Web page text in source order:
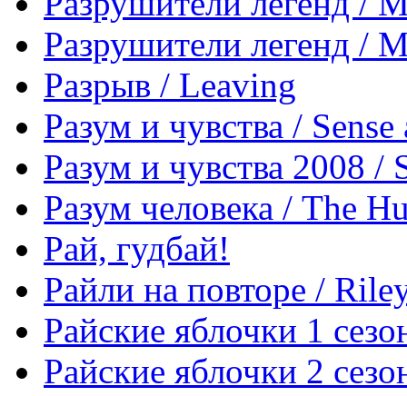
Разрушители легенд /
Разрыв / Leaving
Разум и чувства /
Разум и чувства 2008 /
Разум человека / The
Рай, гудбай!
Райли на повторе /
Райские яблочки 1
Райские яблочки 2